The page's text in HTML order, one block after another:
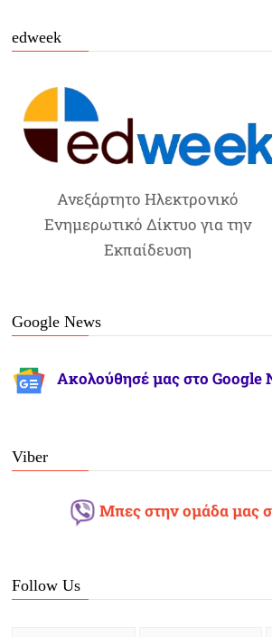
edweek
Ανεξάρτητο Ηλεκτρονικό
Ενημερωτικό Δίκτυο για την
Εκπαίδευση
Google News
Ακολούθησέ μας στο Google
Viber
Μπες στην ομάδα μας
Follow Us